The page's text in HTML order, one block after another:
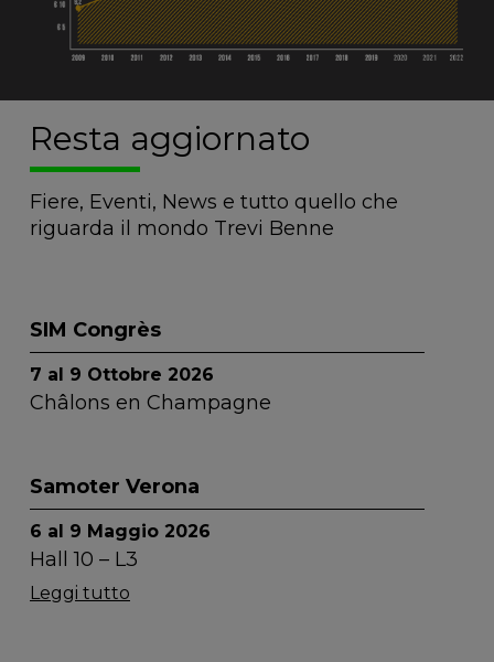
Resta aggiornato
Fiere, Eventi, News e tutto quello che
riguarda il mondo Trevi Benne
SIM Congrès
7 al 9 Ottobre 2026
Châlons en Champagne
Samoter Verona
6 al 9 Maggio 2026
Hall 10 – L3
Leggi tutto